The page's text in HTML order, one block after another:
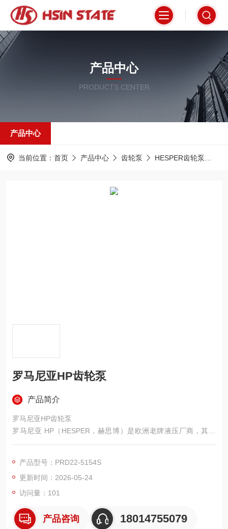
产品中心
PRODUCTS CENTER
产品中心
当前位置： 首页 产品中心 齿轮泵 HESPER齿轮泵
罗马尼亚HP齿轮泵
产品简介
罗马尼亚HP齿轮泵
罗马尼亚 HP（HESPER，赫思博）是欧洲老牌液压厂商，其齿
轮泵以德国力士乐技术授权、高压耐用、低温适配强、性价比高
产品型号：PRD22-5154S
更新时间：2026-05-24
访问量：101
产品咨询 18014755079